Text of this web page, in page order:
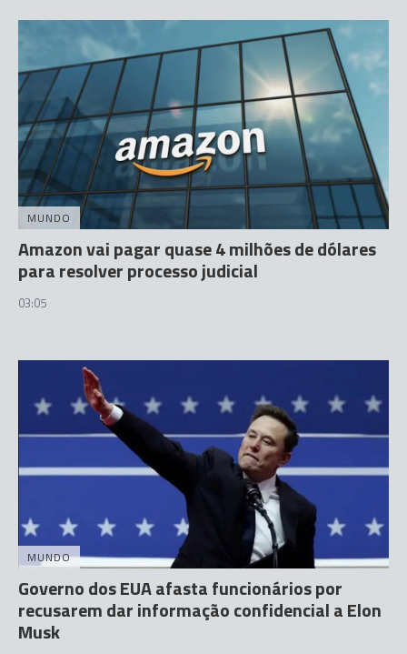
MUNDO
Amazon vai pagar quase 4 milhões de dólares
para resolver processo judicial
03:05
MUNDO
Governo dos EUA afasta funcionários por
recusarem dar informação confidencial a Elon
Musk